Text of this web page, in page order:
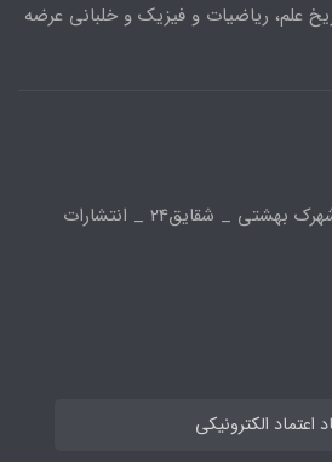
علم، ریاضیات و فیزیک و خلبانی عرضه
اتوبان بابایی _ شهرک بهشتی _ شقایق24 _ انتشارات
اعتماد الکترونیکی